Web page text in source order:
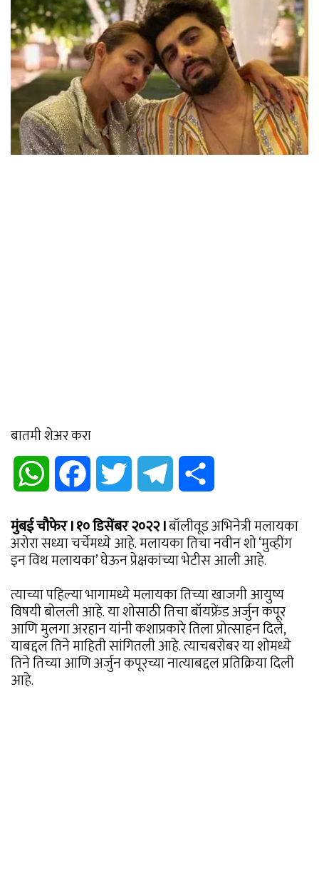
बातमी शेअर करा
WhatsApp Facebook Twitter Telegram
मुंबई चौफेर I १० डिसेंबर २०२२ Iबॉलीवूड अभिनेत्री मलायका
अरोरा सध्या चर्चेमध्ये आहे. मलायका तिचा नवीन शो ‘मुव्हींग
इन विथ मलायका’ घेऊन प्रेक्षकांच्या भेटीस आली आहे.
त्याच्या पहिल्या भागामध्ये मलायका तिच्या खाजगी आयुष्य
विषयी बोलली आहे. या शोसाठी तिचा बॉयफ्रेंड अर्जुन कपूर
आणि मुलगा अरहान यांनी कशाप्रकारे तिला प्रोत्साहन दिले,
याबद्दल तिने माहिती सांगितली आहे. त्याचबरोबर या शोमध्ये
तिने तिच्या आणि अर्जुन कपूरच्या नात्याबद्दल प्रतिक्रिया दिली
आहे.